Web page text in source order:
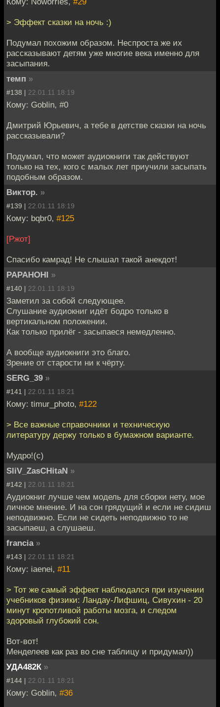
> Эффект сказки на ночь :)
Подумал похожим образом. Неспроста же их
рассказывают детям уже многие века именно для
засыпания.
темп »
#138 | 22.01.11 18:19
Кому: Goblin, #0
Дмитрий Юрьевич, а тебе в детстве сказки на ночь
рассказывали?
Подумал, что может аудиокниги так действуют
только на тех, кого с малых лет приучили засыпать
подобным образом.
Виктор. »
#139 | 22.01.11 18:19
Кому: bqbr0, #125
[Ржот]
Спасибо камрад! Не слышал такой анекдот!
PAPAHOHI »
#140 | 22.01.11 18:19
Заметил за собой следующее.
Слушание аудиокниг идёт бодро только в
вертикальном положении.
Как только прилёг - засыпаеся немедленно.
А вообще аудиокниги это благо.
Зрение от старости ни к чёрту.
SERG_39 »
#141 | 22.01.11 18:21
Кому: timur_photo, #122
> Все важные справочники и техническую
литературу держу только в бумажном варианте.
Мудро!(с)
SliV_ZasCHitaN »
#142 | 22.01.11 18:21
Аудиокниг лучше чем модель для сборки нету, мое
личное мнение. И на сон грядущий и если не сидиш
неподвижно. Если не сидеть неподвижно то не
засыпаеш, а слушаеш.
francia »
#143 | 22.01.11 18:21
Кому: iaenei, #11
> Тот же самый эффект наблюдался при изучении
учебников физики: Ландау-Лифшиц, Сивухин - 20
минут кропотливой работы мозга, и следом
здоровый глубокий сон.
Вот-вот!
Менделеев как раз во сне таблицу и придумал))
УДА482К »
#144 | 22.01.11 18:21
Кому: Goblin, #36